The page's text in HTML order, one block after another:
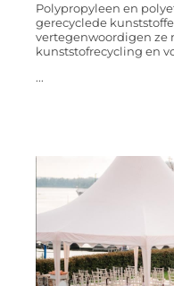
Polypropyleen en
gerecyclede
vertegenwoordigen ze
kunststofrecycling en
...